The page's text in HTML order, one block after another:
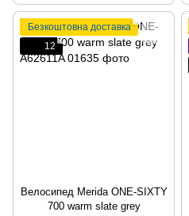
Безкоштовна доставка
12
Велосипед Merida ONE-SIXTY
700 warm slate grey